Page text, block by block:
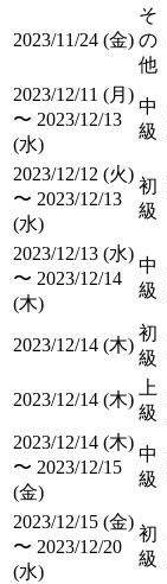
2023/11/24 (金)
そ
の
他
2023/12/11 (月)
〜 2023/12/13
(水)
中
級
2023/12/12 (火)
〜 2023/12/13
(水)
初
級
2023/12/13 (水)
〜 2023/12/14
(木)
中
級
2023/12/14 (木)
初
級
2023/12/14 (木)
上
級
2023/12/14 (木)
〜 2023/12/15
(金)
中
級
2023/12/15 (金)
〜 2023/12/20
(水)
初
級